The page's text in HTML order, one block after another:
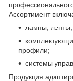
Ассортимент
лампы, ленты,
профили;
системы
Продукция